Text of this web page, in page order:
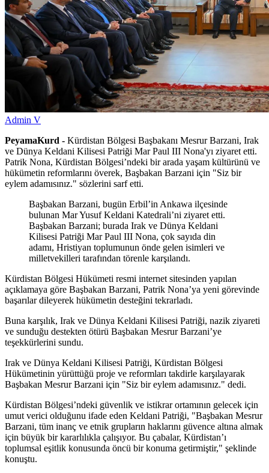
Admin V
PeyamaKurd - Kürdistan Bölgesi Başbakanı Mesrur ​​Barzani, Irak
ve Dünya Keldani Kilisesi Patriği Mar Paul III Nona'yı ziyaret etti.
Patrik Nona, Kürdistan Bölgesi’ndeki bir arada yaşam kültürünü ve
hükümetin reformlarını överek, Başbakan Barzani için "Siz bir
eylem adamısınız." sözlerini sarf etti.
Başbakan Barzani, bugün Erbil’in Ankawa ilçesinde
bulunan Mar Yusuf Keldani Katedrali’ni ziyaret etti.
Başbakan Barzani; burada Irak ve Dünya Keldani
Kilisesi Patriği Mar Paul III Nona, çok sayıda din
adamı, Hristiyan toplumunun önde gelen isimleri ve
milletvekilleri tarafından törenle karşılandı.
Kürdistan Bölgesi Hükümeti resmi internet sitesinden yapılan
açıklamaya göre Başbakan Barzani, Patrik Nona’ya yeni görevinde
başarılar dileyerek hükümetin desteğini tekrarladı.
Buna karşılık, Irak ve Dünya Keldani Kilisesi Patriği, nazik ziyareti
ve sunduğu destekten ötürü Başbakan Mesrur Barzani’ye
teşekkürlerini sundu.
Irak ve Dünya Keldani Kilisesi Patriği, Kürdistan Bölgesi
Hükümetinin yürüttüğü proje ve reformları takdirle karşılayarak
Başbakan Mesrur Barzani için "Siz bir eylem adamısınız." dedi.
Kürdistan Bölgesi’ndeki güvenlik ve istikrar ortamının gelecek için
umut verici olduğunu ifade eden Keldani Patriği, "Başbakan Mesrur
Barzani, tüm inanç ve etnik grupların haklarını güvence altına almak
için büyük bir kararlılıkla çalışıyor. Bu çabalar, Kürdistan’ı
toplumsal eşitlik konusunda öncü bir konuma getirmiştir," şeklinde
konuştu.